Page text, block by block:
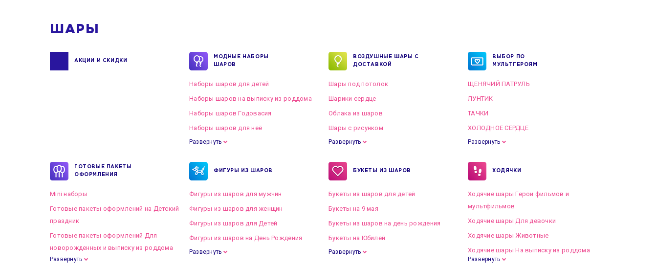
ШАРЫ
АКЦИИ И СКИДКИ
МОДНЫЕ НАБОРЫ
ШАРОВ
Наборы шаров для детей
Наборы шаров на выписку из роддома
Наборы шаров Годовасия
Наборы шаров для неё
Развернуть
ВОЗДУШНЫЕ ШАРЫ С
ДОСТАВКОЙ
Шары под потолок
Шарики сердце
Облака из шаров
Шары с рисунком
Развернуть
ВЫБОР ПО
МУЛЬТГЕРОЯМ
ЩЕНЯЧИЙ ПАТРУЛЬ
ЛУНТИК
ТАЧКИ
ХОЛОДНОЕ СЕРДЦЕ
Развернуть
ГОТОВЫЕ ПАКЕТЫ
ОФОРМЛЕНИЯ
Mini наборы
Готовые пакеты оформлений на Детский
праздник
Готовые пакеты оформлений Для
новорожденных и выписку из роддома
Готовые пакеты оформлений на Свадьбу
Развернуть
ФИГУРЫ ИЗ ШАРОВ
Фигуры из шаров для мужчин
Фигуры из шаров для женщин
Фигуры из шаров для Детей
Фигуры из шаров на День Рождения
Развернуть
БУКЕТЫ ИЗ ШАРОВ
Букеты из шаров для детей
Букеты на 9 мая
Букеты из шаров на день рождения
Букеты на Юбилей
Развернуть
ХОДЯЧКИ
Ходячие шары Герои фильмов и
мультфильмов
Ходячие шары Для девочки
Ходячие шары Животные
Ходячие шары На выписку из роддома
Развернуть